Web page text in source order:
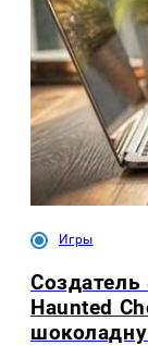
Игры
Создатель
Haunted